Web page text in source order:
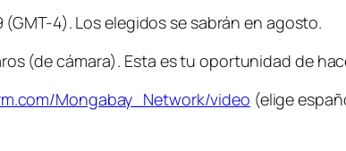
4). Los elegidos se sabrán en agosto.
(de cámara). Esta es tu oportunidad de
Mongabay_Network/video (elige